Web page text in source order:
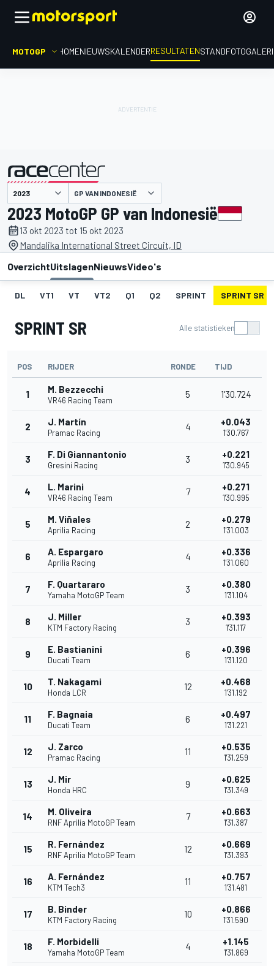
MOTOGP HOMENIEUWSKALENDERRESULTATENSTAND
gepresenteerd door GP VAN INDONESIË
2023 MotoGP GP van Indonesië
13 okt 2023 tot 15 okt 2023
Mandalika International Street Circuit, ID
OverzichtUitslagenNieuwsVideo's
DL VT1 VT VT2 Q1 Q2 SPRINT SPRINT SR
SPRINT SR Alle statistieken
POS RIJDER RONDE TIJD
1 M. Bezzecchi
VR46 Racing Team
5 1'30.724
2 J. Martín
Pramac Racing
4 +0.043
1'30.767
3 F. Di Giannantonio
Gresini Racing
3 +0.221
1'30.945
4 L. Marini
VR46 Racing Team
7 +0.271
1'30.995
5 M. Viñales
Aprilia Racing
2 +0.279
1'31.003
6 A. Espargaro
Aprilia Racing
4 +0.336
1'31.060
7 F. Quartararo
Yamaha MotoGP Team
3 +0.380
1'31.104
8 J. Miller
KTM Factory Racing
3 +0.393
1'31.117
9 E. Bastianini
Ducati Team
6 +0.396
1'31.120
10 T. Nakagami
Honda LCR
12 +0.468
1'31.192
11 F. Bagnaia
Ducati Team
6 +0.497
1'31.221
12 J. Zarco
Pramac Racing
11 +0.535
1'31.259
13 J. Mir
Honda HRC
9 +0.625
1'31.349
14 M. Oliveira
RNF Aprilia MotoGP Team
7 +0.663
1'31.387
15 R. Fernández
RNF Aprilia MotoGP Team
12 +0.669
1'31.393
16 A. Fernández
KTM Tech3
11 +0.757
1'31.481
17 B. Binder
KTM Factory Racing
10 +0.866
1'31.590
18 F. Morbidelli
Yamaha MotoGP Team
4 +1.145
1'31.869